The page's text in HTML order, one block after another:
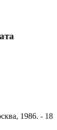
1986. - 18